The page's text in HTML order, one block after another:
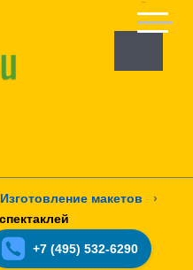
Изготовление макетов
›
+7 (495) 532-6290